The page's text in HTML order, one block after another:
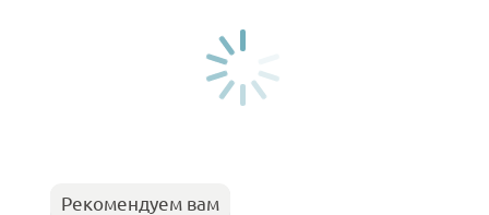
Рекомендуем вам